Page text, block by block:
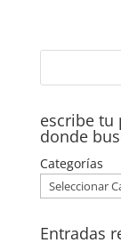
escribe tu
donde
Categorías
Entradas